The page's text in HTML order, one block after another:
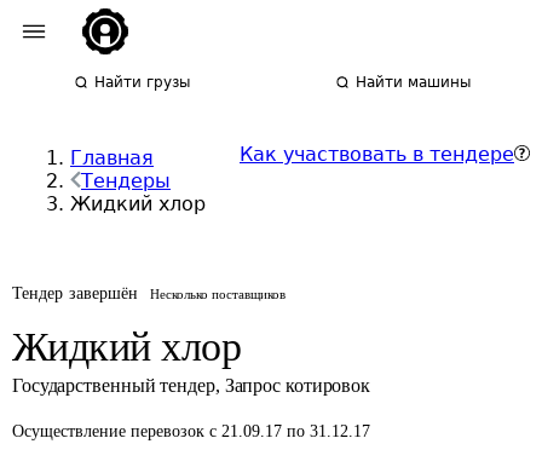
Найти грузы Найти машины
Главная
Тендеры
Жидкий хлор
Как участвовать в тендере
Тендер завершён Несколько поставщиков
Жидкий хлор
Государственный тендер, Запрос котировок
Осуществление перевозок с 21.09.17 по 31.12.17